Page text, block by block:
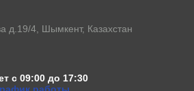
д.19/4, Шымкент, Казахстан
с 09:00 до 17:30